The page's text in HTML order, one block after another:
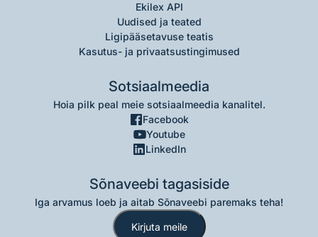
Ekilex API
Uudised ja teated
Ligipääsetavuse teatis
Kasutus- ja privaatsustingimused
Sotsiaalmeedia
Hoia pilk peal meie sotsiaalmeedia kanalitel.
Facebook
Youtube
LinkedIn
Sõnaveebi tagasiside
Iga arvamus loeb ja aitab Sõnaveebi paremaks teha!
Kirjuta meile